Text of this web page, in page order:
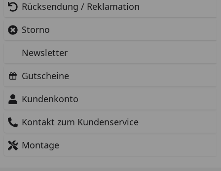
Rücksendung / Reklamation
Storno
Newsletter
Gutscheine
Kundenkonto
Kontakt zum Kundenservice
Montage